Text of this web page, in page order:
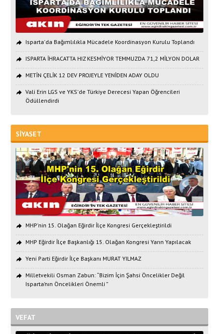
Isparta'da Bağımlılıkla Mücadele Koordinasyon Kurulu Toplandı
ISPARTA İHRACATTA HIZ KESMİYOR TEMMUZDA 71,2 MİLYON DOLAR
METİN ÇELİK 12 DEV PROJEYLE YENİDEN ADAY OLDU
Vali Erin LGS ve YKS'de Türkiye Derecesi Yapan Öğrencileri
Ödüllendirdi
SİYASET
MHP'nin 15. Olağan Eğirdir İlçe Kongresi Gerçekleştirildi
MHP Eğirdir İlçe Başkanlığı 15. Olağan Kongresi Yarın Yapılacak
Yeni Parti Eğirdir İlçe Başkanı MURAT YILMAZ
Milletvekili Osman Zabun: “Bizim İçin Şahsi Öncelikler Değil
Isparta’nın Öncelikleri Önemli ”
VEFAT